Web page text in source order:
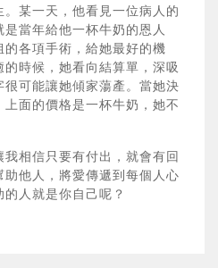
某一天，他看見一位病人的
當年給他一杯牛奶的恩人
各項手術，給她最好的機
時候，她看向結算單，深吸
可能讓她傾家蕩產。當她決
面的價格是一杯牛奶，她不
相信只要有付出，就會有回
他人，將愛傳遞到每個人心
人就是你自己呢？